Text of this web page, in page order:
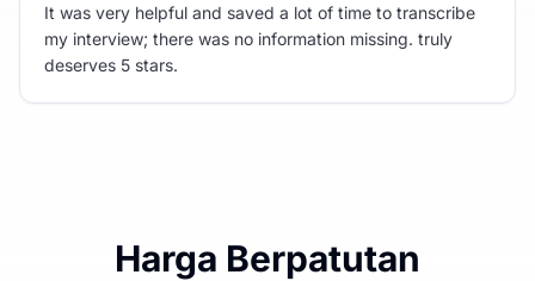
It was very helpful and saved a lot of time to transcribe
my interview; there was no information missing. truly
deserves 5 stars.
Harga Berpatutan